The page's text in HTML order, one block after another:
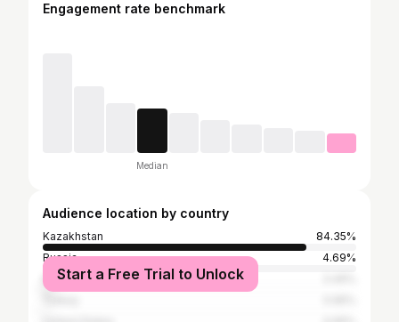
Engagement rate benchmark
Median
Audience location by country
Kazakhstan
84.35%
Russia
4.69%
Kyrgyzstan
Start a Free Trial to Unlock